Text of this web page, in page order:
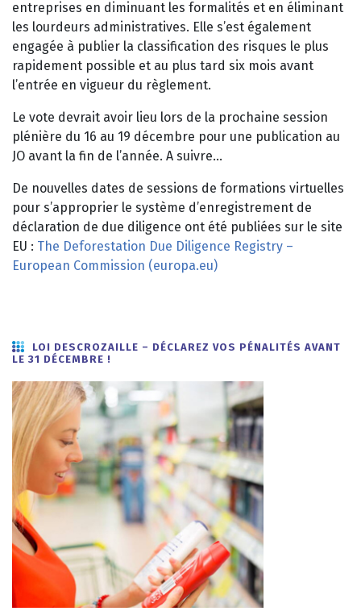
entreprises en diminuant les formalités et en éliminant
les lourdeurs administratives. Elle s’est également
engagée à publier la classification des risques le plus
rapidement possible et au plus tard six mois avant
l’entrée en vigueur du règlement.
Le vote devrait avoir lieu lors de la prochaine session
plénière du 16 au 19 décembre pour une publication au
JO avant la fin de l’année. A suivre…
De nouvelles dates de sessions de formations virtuelles
pour s’approprier le système d’enregistrement de
déclaration de due diligence ont été publiées sur le site
EU : The Deforestation Due Diligence Registry –
European Commission (europa.eu)
LOI DESCROZAILLE – DÉCLAREZ VOS PÉNALITÉS AVANT
LE 31 DÉCEMBRE !